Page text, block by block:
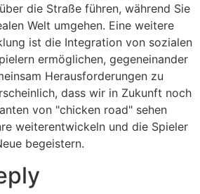
die Straße führen, während Sie
Welt umgehen. Eine weitere
ist die Integration von sozialen
ermöglichen, gegeneinander
Herausforderungen zu
dass wir in Zukunft noch
von "chicken road" sehen
weiterentwickeln und die Spieler
begeistern.